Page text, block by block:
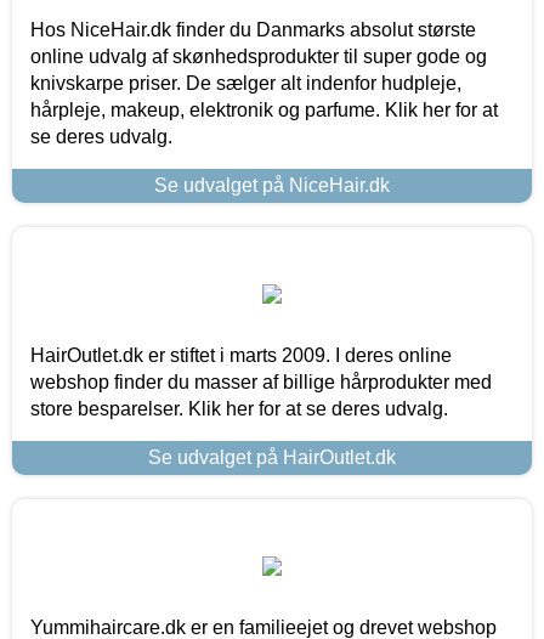
Hos NiceHair.dk finder du Danmarks absolut største
online udvalg af skønhedsprodukter til super gode og
knivskarpe priser. De sælger alt indenfor hudpleje,
hårpleje, makeup, elektronik og parfume. Klik her for at
se deres udvalg.
Se udvalget på NiceHair.dk
HairOutlet.dk er stiftet i marts 2009. I deres online
webshop finder du masser af billige hårprodukter med
store besparelser. Klik her for at se deres udvalg.
Se udvalget på HairOutlet.dk
Yummihaircare.dk er en familieejet og drevet webshop